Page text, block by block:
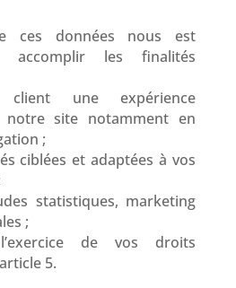
ces données nous est
accomplir les finalités
une expérience
notre site notamment en
;
ciblées et adaptées à vos
statistiques, marketing
;
de vos droits
5.